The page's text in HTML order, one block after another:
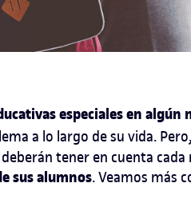
especiales en algún
a lo largo de su vida.
tener en cuenta cada
sus alumnos. Veamos más